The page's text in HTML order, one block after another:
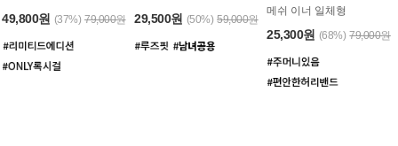
49,800원 (37%) 79,000원 29,500원 (50%) 59,000원
메쉬 이너 일체형
25,300원 (68%) 79,000원